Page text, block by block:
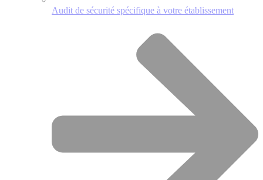
Audit de sécurité spécifique à votre établissement